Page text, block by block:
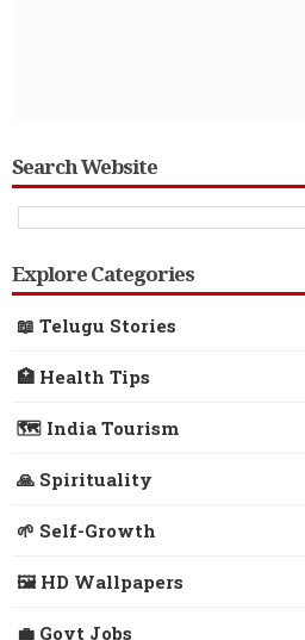
Search Website
Explore Categories
📖 Telugu Stories
🏥 Health Tips
🗺️ India Tourism
🙏 Spirituality
🌱 Self-Growth
🖼️ HD Wallpapers
💼 Govt Jobs